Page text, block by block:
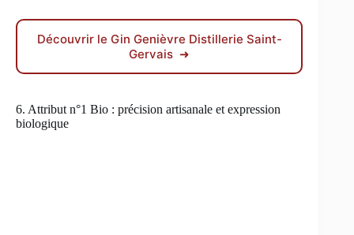
Découvrir le Gin Genièvre Distillerie Saint-
Gervais ➜
6. Attribut n°1 Bio : précision artisanale et expression
biologique